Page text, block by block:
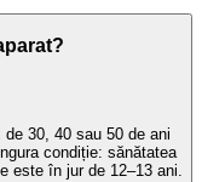
30, 40 sau 50 de ani
condiție: sănătatea
este în jur de 12–13 ani.